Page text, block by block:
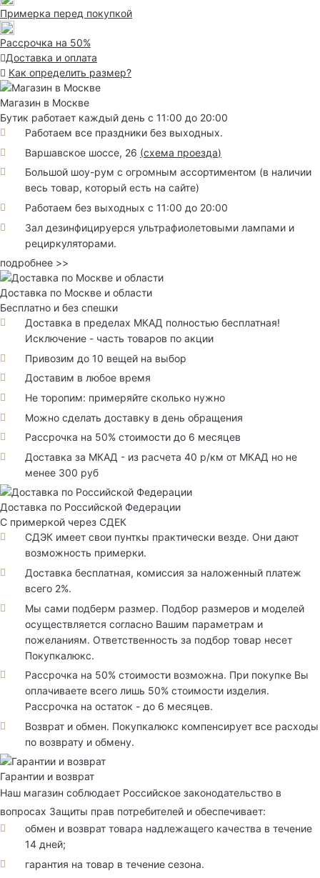
Примерка перед покупкой
Рассрочка на 50%
Доставка и оплата
Как определить размер?
Магазин в Москве
Бутик работает каждый день с 11:00 до 20:00
Работаем все праздники без выходных.
Варшавское шоссе, 26 (схема проезда)
Большой шоу-рум с огромным ассортиментом (в наличии
весь товар, который есть на сайте)
Работаем без выходных с 11:00 до 20:00
Зал дезинфицируерся ультрафиолетовыми лампами и
рециркуляторами.
подробнее >>
Доставка по Москве и области
Бесплатно и без спешки
Доставка в пределах МКАД полностью бесплатная!
Исключение - часть товаров по акции
Привозим до 10 вещей на выбор
Доставим в любое время
Не торопим: примеряйте сколько нужно
Можно сделать доставку в день обращения
Рассрочка на 50% стоимости до 6 месяцев
Доставка за МКАД - из расчета 40 р/км от МКАД но не
менее 300 руб
Доставка по Российской Федерации
С примеркой через СДЕК
СДЭК имеет свои пунткы практически везде. Они дают
возможность примерки.
Доставка бесплатная, комиссия за наложенный платеж
всего 2%.
Мы сами подберм размер. Подбор размеров и моделей
осуществляется согласно Вашим параметрам и
пожеланиям. Ответственность за подбор товар несет
Покупкалюкс.
Рассрочка на 50% стоимости возможна. При покупке Вы
оплачиваете всего лишь 50% стоимости изделия.
Рассрочка на остаток - до 6 месяцев.
Возврат и обмен. Покупкалюкс компенсирует все расходы
по возврату и обмену.
Гарантии и возврат
Наш магазин соблюдает Российское законодательство в
вопросах Защиты прав потребителей и обеспечивает:
обмен и возврат товара надлежащего качества в течение
14 дней;
гарантия на товар в течение сезона.